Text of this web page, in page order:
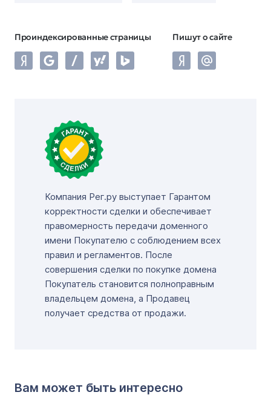
Проиндексированные страницы Пишут о сайте
Компания Рег.ру выступает Гарантом
корректности сделки и обеспечивает
правомерность передачи доменного
имени Покупателю с соблюдением всех
правил и регламентов. После
совершения сделки по покупке домена
Покупатель становится полноправным
владельцем домена, а Продавец
получает средства от продажи.
Вам может быть интересно